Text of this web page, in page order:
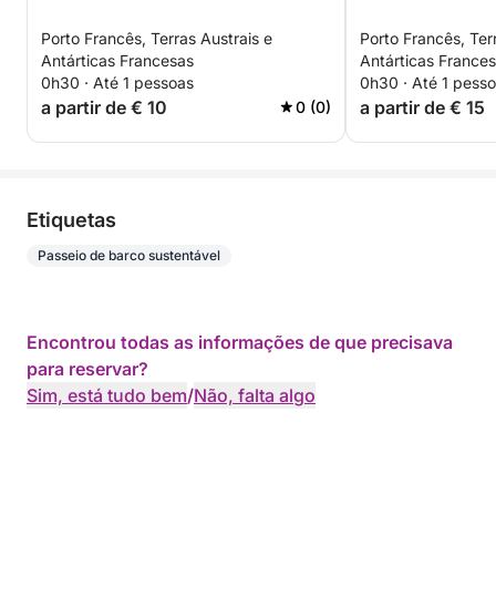
Porto Francês, Terras Austrais e
Antárticas Francesas
0h30 · Até 1 pessoas
a partir de € 10 0 (0)
Porto Francês,
Antárticas
0h30 · Até 1
a partir de € 15
Etiquetas
Passeio de barco sustentável
Encontrou todas as informações de que precisava
para reservar?
Sim, está tudo bem/Não, falta algo